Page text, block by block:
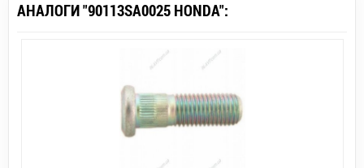
АНАЛОГИ "90113SA0025 HONDA":